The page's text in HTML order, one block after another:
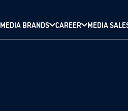
MEDIA BRANDS CAREER MEDIA